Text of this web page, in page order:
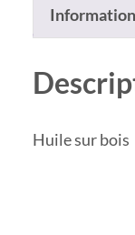
plateau
de
Calern
Huile sur bois